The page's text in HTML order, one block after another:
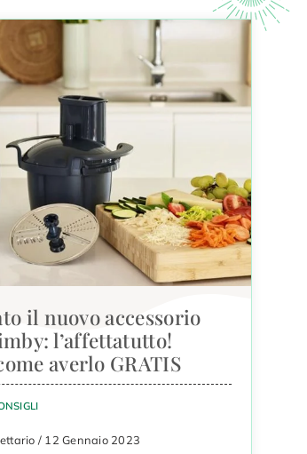
il nuovo accessorio
l’affettatutto!
averlo GRATIS
/ 12 Gennaio 2023